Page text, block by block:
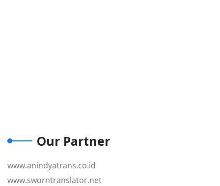
Our Partner
www.anindyatrans.co.id
www.sworntranslator.net